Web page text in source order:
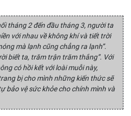
tháng 2 đến đầu tháng 3, người ta
với nhau về không khí và tiết trời
mà lạnh cũng chẳng ra lạnh”.
biết ta, trăm trận trăm thắng”. Với
có hồi kết với loài muỗi này,
bị cho mình những kiến thức sẽ
bảo vệ sức khỏe cho chính mình và